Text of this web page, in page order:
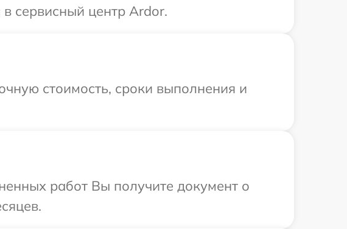
сервисный центр Ardor.
стоимость, сроки выполнения и
работ Вы получите документ о